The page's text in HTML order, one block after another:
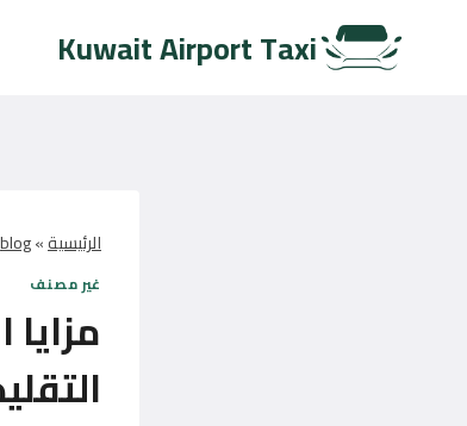
Kuwait Airport Taxi
الرئيسية»
blog
غير مصنف